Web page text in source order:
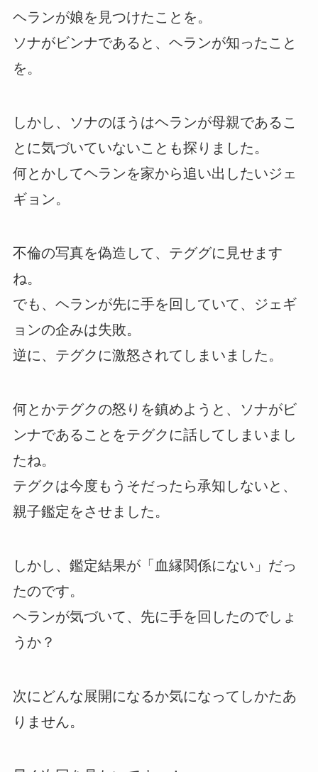
ヘランが娘を見つけたことを。
ソナがビンナであると、ヘランが知ったこと
を。
しかし、ソナのほうはヘランが母親であるこ
とに気づいていないことも探りました。
何とかしてヘランを家から追い出したいジェ
ギョン。
不倫の写真を偽造して、テググに見せます
ね。
でも、ヘランが先に手を回していて、ジェギ
ョンの企みは失敗。
逆に、テグクに激怒されてしまいました。
何とかテグクの怒りを鎮めようと、ソナがビ
ンナであることをテグクに話してしまいまし
たね。
テグクは今度もうそだったら承知しないと、
親子鑑定をさせました。
しかし、鑑定結果が「血縁関係にない」だっ
たのです。
ヘランが気づいて、先に手を回したのでしょ
うか？
次にどんな展開になるか気になってしかたあ
りません。